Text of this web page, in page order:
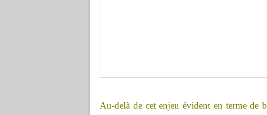
Au-delà de cet enjeu évident en terme de